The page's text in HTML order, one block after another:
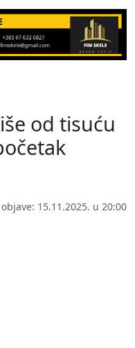
od tisuću
15.11.2025. u 20:00